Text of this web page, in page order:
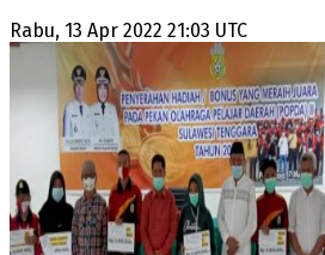
Rabu, 13 Apr 2022 21:03 UTC